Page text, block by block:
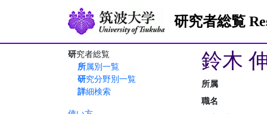
研究者総覧
研究者総覧
所属別一覧
研究分野別一覧
詳細検索
鈴木
所属
職名